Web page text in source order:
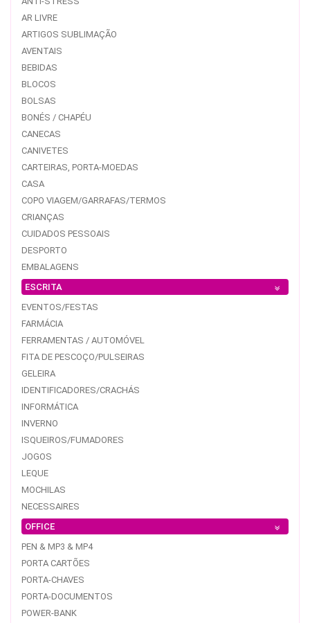
AR LIVRE
ARTIGOS SUBLIMAÇÃO
AVENTAIS
BEBIDAS
BLOCOS
BOLSAS
BONÉS / CHAPÉU
CANECAS
CANIVETES
CARTEIRAS, PORTA-MOEDAS
CASA
COPO VIAGEM/GARRAFAS/TERMOS
CRIANÇAS
CUIDADOS PESSOAIS
DESPORTO
EMBALAGENS
ESCRITA
EVENTOS/FESTAS
FARMÁCIA
FERRAMENTAS / AUTOMÓVEL
FITA DE PESCOÇO/PULSEIRAS
GELEIRA
IDENTIFICADORES/CRACHÁS
INFORMÁTICA
INVERNO
ISQUEIROS/FUMADORES
JOGOS
LEQUE
MOCHILAS
NECESSAIRES
OFFICE
PEN & MP3 & MP4
PORTA CARTÕES
PORTA-CHAVES
PORTA-DOCUMENTOS
POWER-BANK